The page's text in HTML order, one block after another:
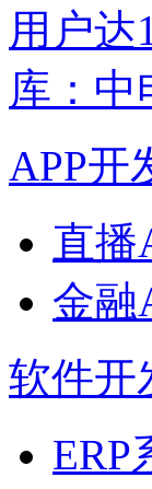
用户达
库：中
APP开
直播
金融
软件开
ERP